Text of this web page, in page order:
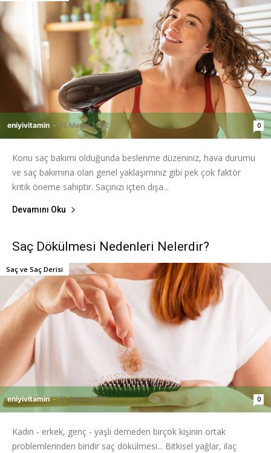
eniyivitamin - 16 Mayıs 2022 0
Konu saç bakımı olduğunda beslenme düzeniniz, hava durumu
ve saç bakımına olan genel yaklaşımınız gibi pek çok faktör
kritik öneme sahiptir. Saçınızı içten dışa...
Devamını Oku
Saç Dökülmesi Nedenleri Nelerdir?
eniyivitamin - 21 Aralık 2021 0
Saç ve Saç Derisi
Kadın - erkek, genç - yaşlı demeden birçok kişinin ortak
problemlerinden biridir saç dökülmesi... Bitkisel yağlar, ilaç